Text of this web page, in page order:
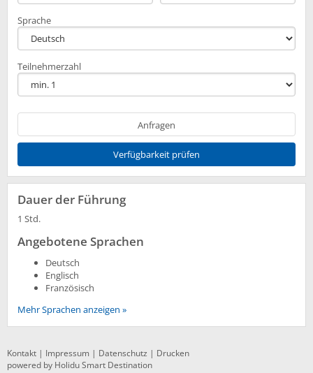
Sprache
Teilnehmerzahl
Anfragen
Verfügbarkeit prüfen
Dauer der Führung
1 Std.
Angebotene Sprachen
Deutsch
Englisch
Französisch
Mehr Sprachen anzeigen »
Kontakt | Impressum | Datenschutz | Drucken
powered by Holidu Smart Destination